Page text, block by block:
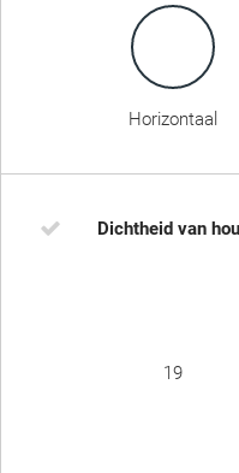
Horizontaal
Dichtheid van
19